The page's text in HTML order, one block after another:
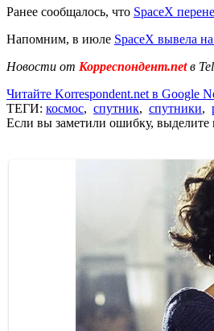
Ранее сообщалось, что SpaceX
Напомним, в июле SpaceX вывела
Новости от Корреспондент.netв
Читайте Korrespondent.net в Google
ТЕГИ: космос, спутник, спутники,
Если вы заметили ошибку,